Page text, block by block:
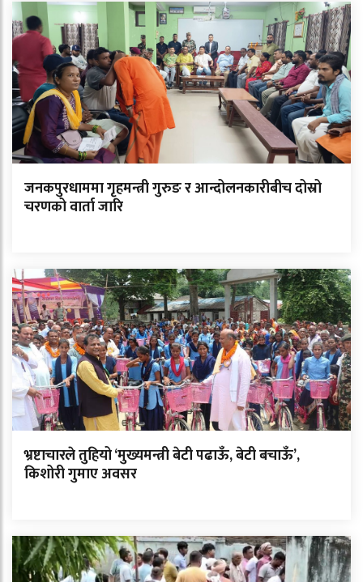
जनकपुरधाममा गृहमन्त्री गुरुङ र आन्दोलनकारीबीच दोस्रो
चरणको वार्ता जारि
भ्रष्टाचारले तुहियो ‘मुख्यमन्त्री बेटी पढाऊँ, बेटी बचाऊँ’,
किशोरी गुमाए अवसर